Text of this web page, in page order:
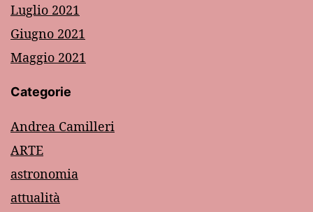
Luglio 2021
Giugno 2021
Maggio 2021
Categorie
Andrea Camilleri
ARTE
astronomia
attualità